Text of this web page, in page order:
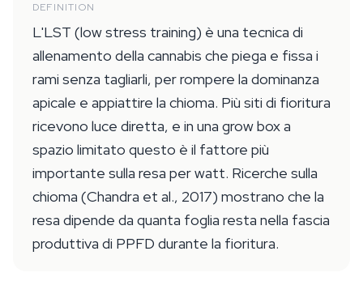
DEFINITION
L'LST (low stress training) è una tecnica di
allenamento della cannabis che piega e fissa i
rami senza tagliarli, per rompere la dominanza
apicale e appiattire la chioma. Più siti di fioritura
ricevono luce diretta, e in una grow box a
spazio limitato questo è il fattore più
importante sulla resa per watt. Ricerche sulla
chioma (Chandra et al., 2017) mostrano che la
resa dipende da quanta foglia resta nella fascia
produttiva di PPFD durante la fioritura.